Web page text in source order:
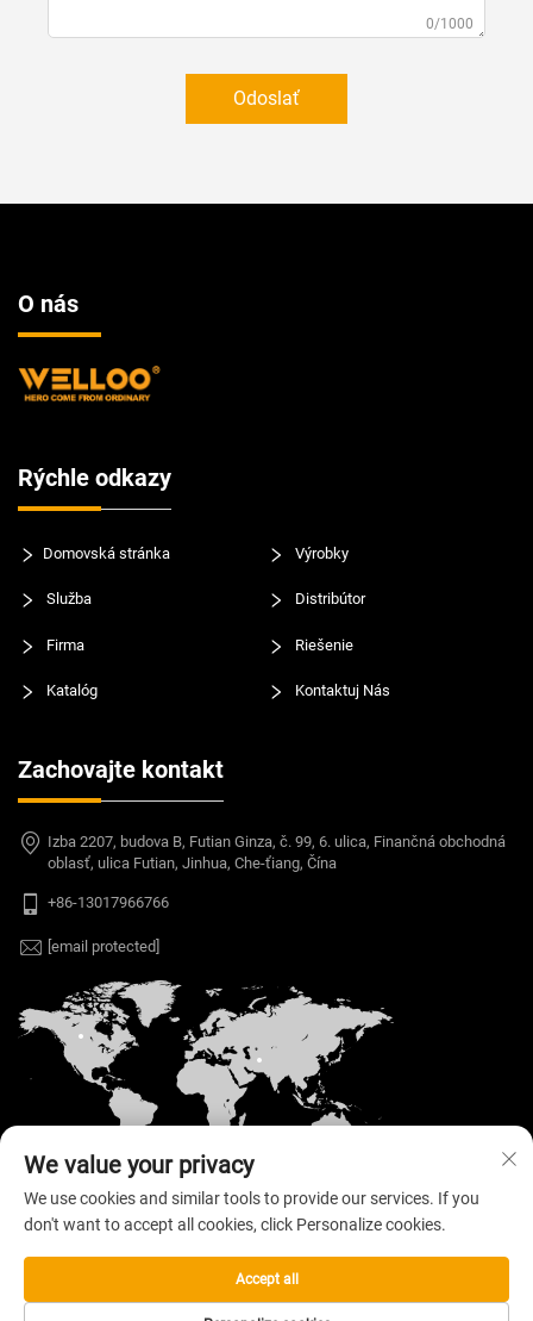
0/1000
Odoslať
O nás
Rýchle odkazy
Domovská stránka Výrobky
Služba Distribútor
Firma Riešenie
Katalóg Kontaktuj Nás
Zachovajte kontakt
Izba 2207, budova B, Futian Ginza, č. 99, 6. ulica, Finančná obchodná
oblasť, ulica Futian, Jinhua, Che-ťiang, Čína
+86-13017966766
[email protected]
Autorské práva © 2026 Welloo Electronic
Technology Co., Ltd. Vyhradené všetky práva. —
Zásady ochrany súkromia
We value your privacy
We use cookies and similar tools to provide our services. If you
don't want to accept all cookies, click Personalize cookies.
Accept all